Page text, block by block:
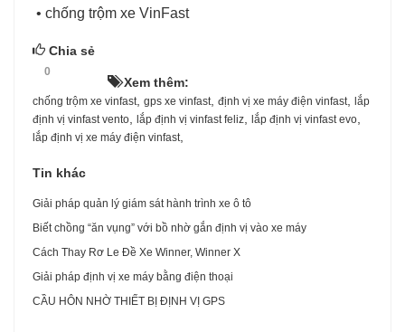
• chống trộm xe VinFast
Chia sẻ
0
Xem thêm:
chống trộm xe vinfast, gps xe vinfast, định vị xe máy điện vinfast, lắp
định vị vinfast vento, lắp định vị vinfast feliz, lắp định vị vinfast evo,
lắp định vị xe máy điện vinfast,
Tin khác
Giải pháp quản lý giám sát hành trình xe ô tô
Biết chồng “ăn vụng” với bồ nhờ gắn định vị vào xe máy
Cách Thay Rơ Le Đề Xe Winner, Winner X
Giải pháp định vị xe máy bằng điện thoại
CẦU HÔN NHỜ THIẾT BỊ ĐỊNH VỊ GPS